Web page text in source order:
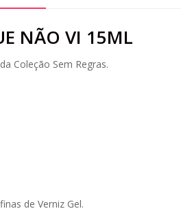
NÃO VI 15ML
Coleção Sem Regras.
de Verniz Gel.